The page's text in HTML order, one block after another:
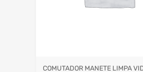
COMUTADOR MANETE LIMPA